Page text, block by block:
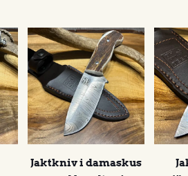
Jaktkniv i damaskus